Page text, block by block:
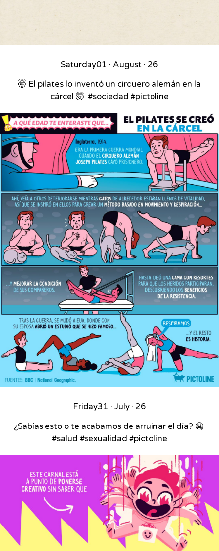
Saturday01 · August · 26
🤯 El pilates lo inventó un cirquero alemán en la
cárcel 🤯⁣ ⁣ #sociedad #pictoline
Friday31 · July · 26
¿Sabías esto o te acabamos de arruinar el día? 🥶⁣ ⁣
#salud #sexualidad #pictoline